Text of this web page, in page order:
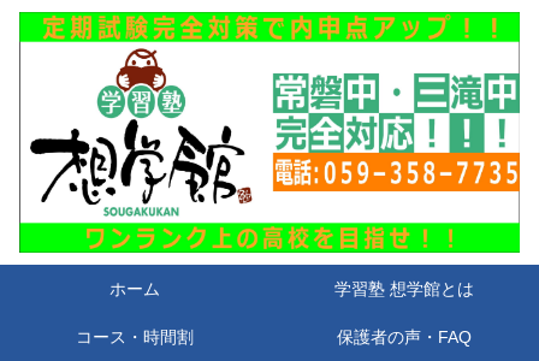
ホーム 学習塾 想学館とは
コース・時間割 保護者の声・FAQ